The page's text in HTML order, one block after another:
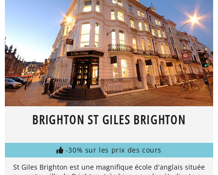
BRIGHTON ST GILES BRIGHTON
-30% sur les prix des cours
St Giles Brighton est une magnifique école d'anglais située